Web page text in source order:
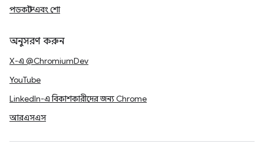
পডকাস্ট এবং শো
অনুসরণ করুন
X-এ @ChromiumDev
YouTube
LinkedIn-এ বিকাশকারীদের জন্য Chrome
আরএসএস